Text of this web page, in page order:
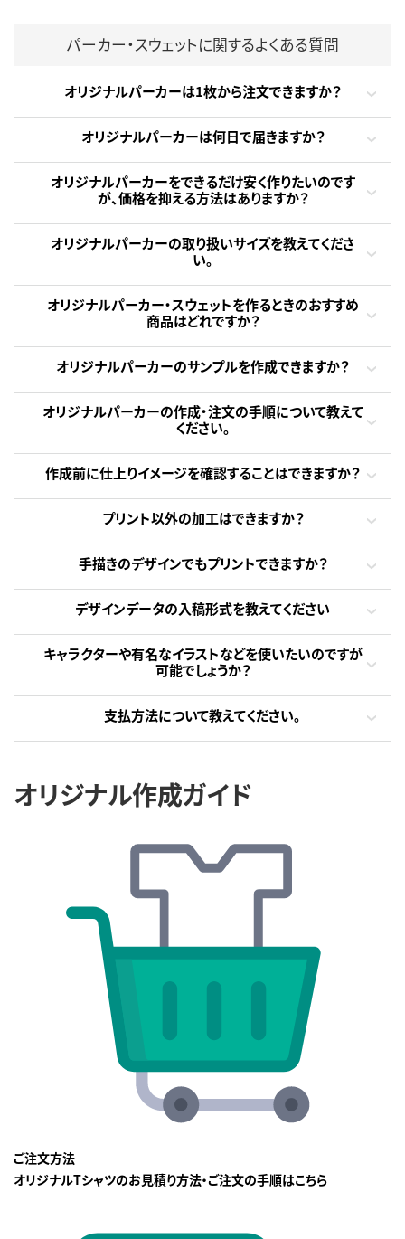
パーカー・スウェットに関するよくある質問
オリジナルパーカーは1枚から注文できますか？
オリジナルパーカーは何日で届きますか？
オリジナルパーカーをできるだけ安く作りたいのです
が、価格を抑える方法はありますか？
オリジナルパーカーの取り扱いサイズを教えてくださ
い。
オリジナルパーカー・スウェットを作るときのおすすめ
商品はどれですか？
オリジナルパーカーのサンプルを作成できますか？
オリジナルパーカーの作成・注文の手順について教えて
ください。
作成前に仕上りイメージを確認することはできますか？
プリント以外の加工はできますか？
手描きのデザインでもプリントできますか？
デザインデータの入稿形式を教えてください
キャラクターや有名なイラストなどを使いたいのですが
可能でしょうか？
支払方法について教えてください。
オリジナル作成ガイド
ご注文方法
オリジナルTシャツのお見積り方法・ご注文の手順はこちら